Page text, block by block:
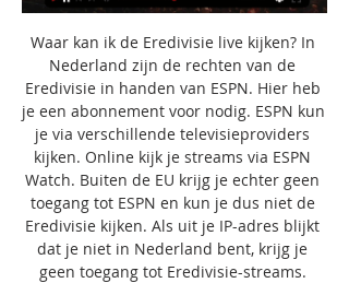
Waar kan ik de Eredivisie live kijken? In
Nederland zijn de rechten van de
Eredivisie in handen van ESPN. Hier heb
je een abonnement voor nodig. ESPN kun
je via verschillende televisieproviders
kijken. Online kijk je streams via ESPN
Watch. Buiten de EU krijg je echter geen
toegang tot ESPN en kun je dus niet de
Eredivisie kijken. Als uit je IP-adres blijkt
dat je niet in Nederland bent, krijg je
geen toegang tot Eredivisie-streams.